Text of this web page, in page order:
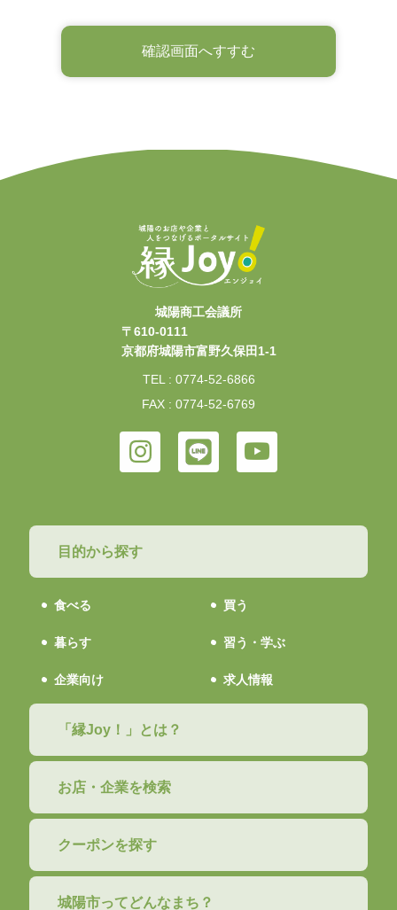
城陽商工会議所
〒610-0111
京都府城陽市富野久保田1-1
TEL : 0774-52-6866
FAX : 0774-52-6769
目的から探す
食べる 買う
暮らす 習う・学ぶ
企業向け 求人情報
「縁Joy！」とは？
お店・企業を検索
クーポンを探す
城陽市ってどんなまち？